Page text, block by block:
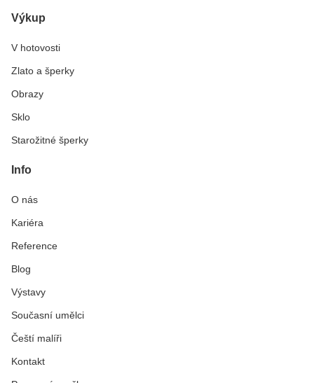
Výkup
V hotovosti
Zlato a šperky
Obrazy
Sklo
Starožitné šperky
Info
O nás
Kariéra
Reference
Blog
Výstavy
Současní umělci
Čeští malíři
Kontakt